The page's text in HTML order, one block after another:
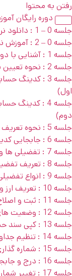
رفتن به محتوا
دوره رایگان
جلسه 0 – 1 : دانلود نرم افزار حسابداری
جلسه 0 – 2 : آموزش نصب نرم افزار حسابداری
جلسه 1 : آشنایی با دوره آموزشی و امکانات نرم افزار حسابداری
جلسه 2 : نحوه تعیین نام شرکت و سال مالی و شروع کار با نرم افزار
جلسه 3 :
اول)
جلسه 4 :
دوم)
جلسه 5 : نحوه تعریف کدینگ حسابداری
جلسه 6 : جابجایی کدینگ در حسابداری
جلسه 7 : تفضیلی ها و جایگاه آنها در کدینگ حسابداری
جلسه 8 : تعریف تفضیلی ها و ارتباط آنها با حسابهای معین
جلسه 9 : انواع تفضیلی ها و ارتباط آنها با حساب معین
جلسه 10 : تعریف ارز و نرخ عملیاتی ارز
جلسه 11 : ثبت و اصلاح سند حسابداری
جلسه 12 : وضعیت های اسناد حسابداری
جلسه 13 : کپی سند حسابداری
جلسه 14 : تنظیم جداول و جستجوی سند حسابداری
جلسه 15 : شماره گذاری مجدد اسناد
جلسه 16 : درج و جابجایی اسناد
جلسه 17 : تغییر شماره سند